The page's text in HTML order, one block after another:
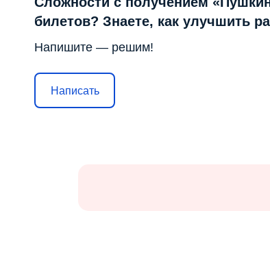
билетов? Знаете, как улучшить
Напишите — решим!
Написать